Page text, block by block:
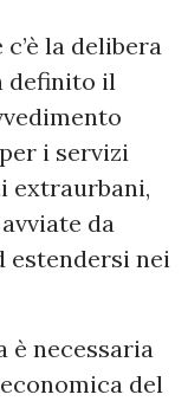
la delibera
definito il
i servizi
extraurbani,
da
estendersi nei
è necessaria
del